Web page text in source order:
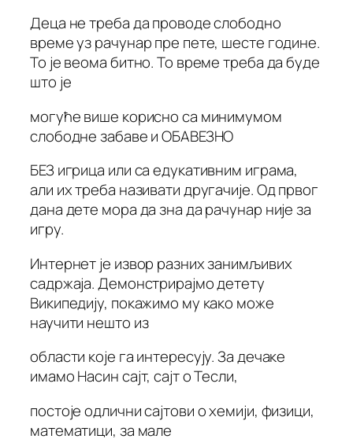
Деца не треба да проводе слободно
време уз рачунар пре пете, шесте године.
То је веома битно. То време треба да буде
што је
могуће више корисно са минимумом
слободне забаве и ОБАВЕЗНО
БЕЗ игрица или са едукативним играма,
али их треба називати другачије. Од првог
дана дете мора да зна да рачунар није за
игру.
Интернет је извор разних занимљивих
садржаја. Демонстрирајмо детету
Википедију, покажимо му како може
научити нешто из
области које га интересују. За дечаке
имамо Насин сајт, сајт о Тесли,
постоје одлични сајтови о хемији, физици,
математици, за мале